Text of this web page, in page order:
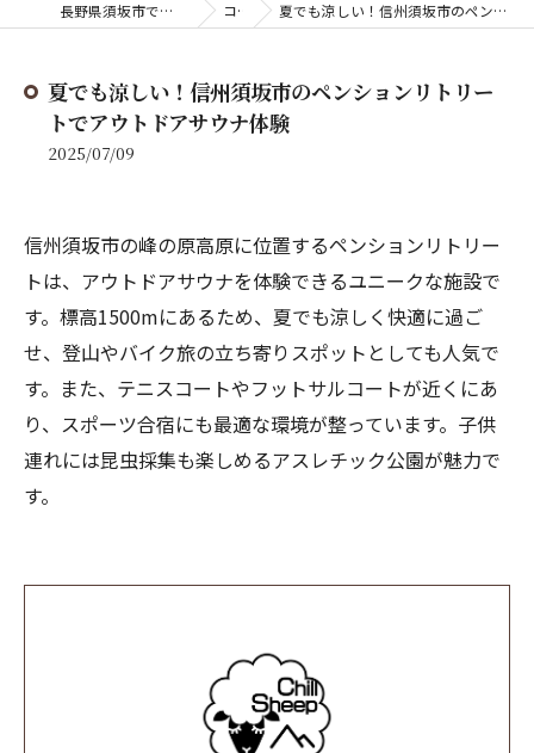
長野県須坂市でペンションならChillSheep コラム 夏でも涼しい！信州須坂市のペンションリトリートでアウトドアサウナ体験
夏でも涼しい！信州須坂市のペンションリトリー
トでアウトドアサウナ体験
2025/07/09
信州須坂市の峰の原高原に位置するペンションリトリー
トは、アウトドアサウナを体験できるユニークな施設で
す。標高1500mにあるため、夏でも涼しく快適に過ご
せ、登山やバイク旅の立ち寄りスポットとしても人気で
す。また、テニスコートやフットサルコートが近くにあ
り、スポーツ合宿にも最適な環境が整っています。子供
連れには昆虫採集も楽しめるアスレチック公園が魅力で
す。